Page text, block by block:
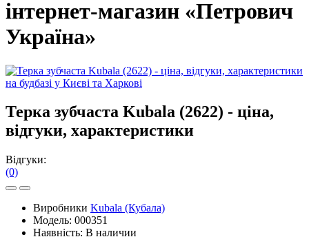
інтернет-магазин «Петрович
Україна»
Терка зубчаста Kubala (2622) - ціна,
відгуки, характеристики
Відгуки:
(0)
Виробники Kubala (Кубала)
Модель: 000351
Наявність: В наличии